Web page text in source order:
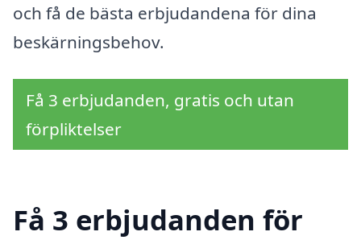
och få de bästa erbjudandena för dina
beskärningsbehov.
Få 3 erbjudanden, gratis och utan
förpliktelser
Få 3 erbjudanden för